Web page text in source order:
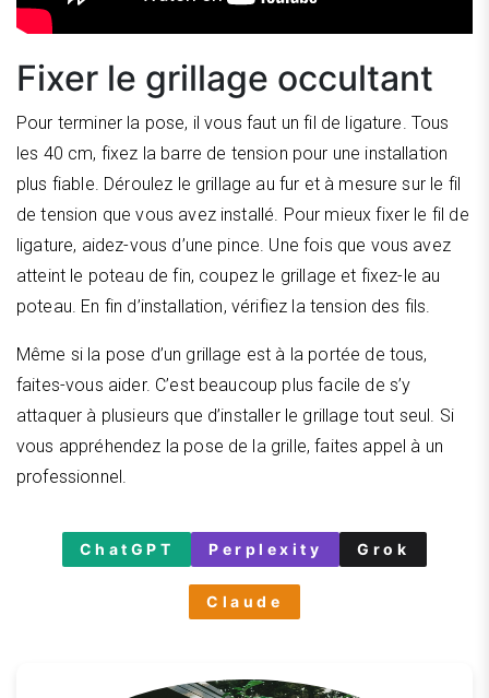
Fixer le grillage occultant
Pour terminer la pose, il vous faut un fil de ligature. Tous
les 40 cm, fixez la barre de tension pour une installation
plus fiable. Déroulez le grillage au fur et à mesure sur le fil
de tension que vous avez installé. Pour mieux fixer le fil de
ligature, aidez-vous d’une pince. Une fois que vous avez
atteint le poteau de fin, coupez le grillage et fixez-le au
poteau. En fin d’installation, vérifiez la tension des fils.
Même si la pose d’un grillage est à la portée de tous,
faites-vous aider. C’est beaucoup plus facile de s’y
attaquer à plusieurs que d’installer le grillage tout seul. Si
vous appréhendez la pose de la grille, faites appel à un
professionnel.
ChatGPT Perplexity Grok
Claude